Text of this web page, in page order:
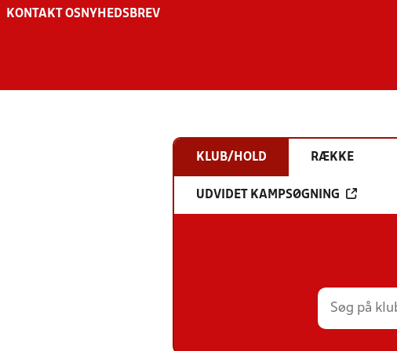
KONTAKT OS NYHEDSBREV
KLUB/HOLD RÆKKE
UDVIDET KAMPSØGNING